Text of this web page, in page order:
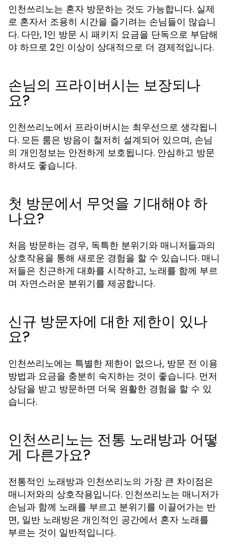
인천쓰리노는 혼자 방문하는 것도 가능합니다. 실제
로 혼자서 조용히 시간을 즐기려는 손님들이 많습니
다. 다만, 1인 방문 시 패키지 요금을 단독으로 부담해
야 하므로 2인 이상이 상대적으로 더 경제적입니다.
손님의 프라이버시는 보장되나
요?
인천쓰리노에서 프라이버시는 최우선으로 생각됩니
다. 모든 룸은 방음이 철저히 설계되어 있으며, 손님
의 개인정보는 안전하게 보호됩니다. 안심하고 방문
하셔도 좋습니다.
첫 방문에서 무엇을 기대해야 하
나요?
처음 방문하는 경우, 독특한 분위기와 매니저들과의
상호작용을 통해 새로운 경험을 할 수 있습니다. 매니
저들은 친근하게 대화를 시작하고, 노래를 함께 부르
며 자연스러운 분위기를 제공합니다.
신규 방문자에 대한 제한이 있나
요?
인천쓰리노에는 특별한 제한이 없으나, 방문 전 이용
방법과 요금을 충분히 숙지하는 것이 좋습니다. 먼저
상담을 받고 방문하면 더욱 원활한 경험을 할 수 있
습니다.
인천쓰리노는 전통 노래방과 어떻
게 다른가요?
전통적인 노래방과 인천쓰리노의 가장 큰 차이점은
매니저와의 상호작용입니다. 인천쓰리노는 매니저가
손님과 함께 노래를 부르고 분위기를 이끌어가는 반
면, 일반 노래방은 개인적인 공간에서 혼자 노래를
부르는 것이 일반적입니다.